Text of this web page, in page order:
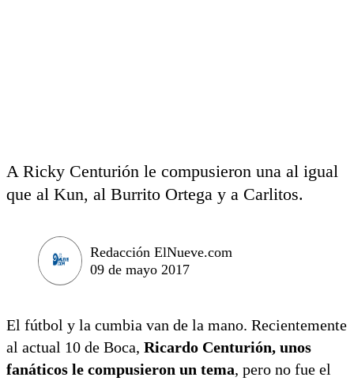
A Ricky Centurión le compusieron una al igual
que al Kun, al Burrito Ortega y a Carlitos.
Redacción ElNueve.com
09 de mayo 2017
El fútbol y la cumbia van de la mano. Recientemente
al actual 10 de Boca, Ricardo Centurión, unos
fanáticos le compusieron un tema, pero no fue el